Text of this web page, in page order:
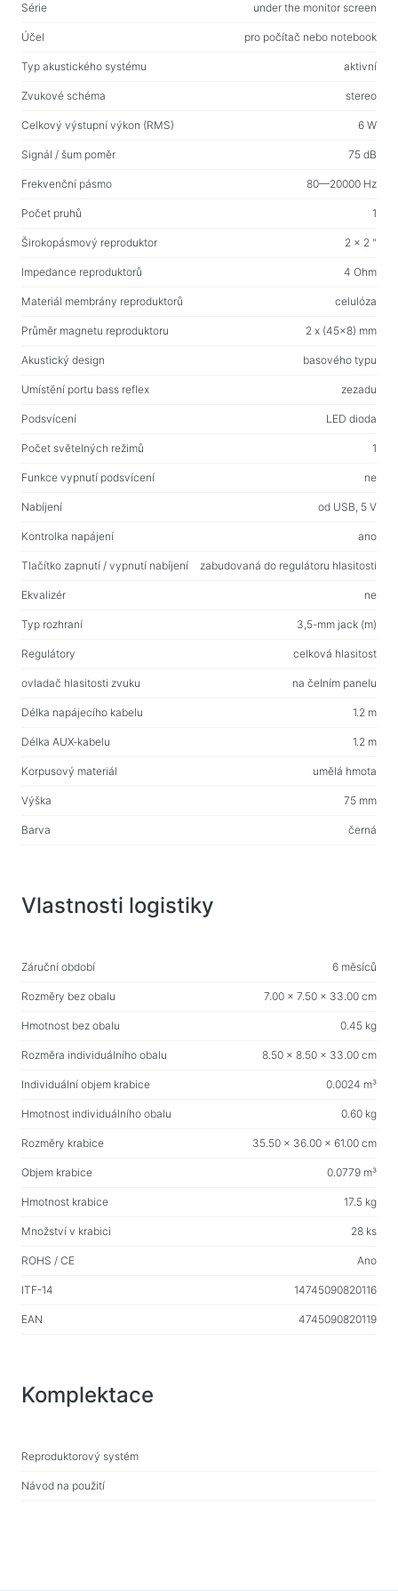
Web-kamery
Web-kamery
Batohy, tašky, držáky, další doplňky
Sportovní tašky
Stojany na notebooky
Tašky a batohy na notebooky
Cestovní batohy
Kufry na kolečkách
Organizérové tašky
Držáky do auta
Batohy pro studium i volný čas
Čisticí prostředky
Prostředky bezkontaktního čištění
Spraye, pěny, gely
Vlhké ubrousky
Sportovní zboží
Pracovní prostor a bytový nábytek
Stoly pro domácnost a kancelář
Rámy na stůl
Konferenční stolky
Herní stoly
Herní židle
Domácí potřeby
Podlahové ramínka na oblečení
Masážní přístroje
Série under the monitor screen
Účel pro počítač nebo notebook
Typ akustického systému aktivní
Zvukové schéma stereo
Celkový výstupní výkon (RMS) 6 W
Signál / šum poměr 75 dB
Frekvenční pásmo 80—20000 Hz
Počet pruhů 1
Širokopásmový reproduktor 2 x 2 "
Impedance reproduktorů 4 Ohm
Materiál membrány reproduktorů celulóza
Průměr magnetu reproduktoru 2 x (45x8) mm
Akustický design basového typu
Umístění portu bass reflex zezadu
Podsvícení LED dioda
Počet světelných režimů 1
Funkce vypnutí podsvícení ne
Nabíjení od USB, 5 V
Kontrolka napájení ano
Tlačítko zapnutí / vypnutí nabíjení zabudovaná do regulátoru hlasitosti
Ekvalizér ne
Typ rozhraní 3,5-mm jack (m)
Regulátory celková hlasitost
ovladač hlasitosti zvuku na čelním panelu
Délka napájecího kabelu 1.2 m
Délka AUX-kabelu 1.2 m
Korpusový materiál umělá hmota
Výška 75 mm
Barva černá
Vlastnosti logistiky
Záruční období 6 měsíců
Rozměry bez obalu 7.00 x 7.50 x 33.00 cm
Hmotnost bez obalu 0.45 kg
Rozměra individuálního obalu 8.50 x 8.50 x 33.00 cm
Individuální objem krabice 0.0024 m³
Hmotnost individuálního obalu 0.60 kg
Rozměry krabice 35.50 x 36.00 x 61.00 cm
Objem krabice 0.0779 m³
Hmotnost krabice 17.5 kg
Množství v krabici 28 ks
ROHS / CE Ano
ITF-14 14745090820116
EAN 4745090820119
Komplektace
Reproduktorový systém
Návod na použití